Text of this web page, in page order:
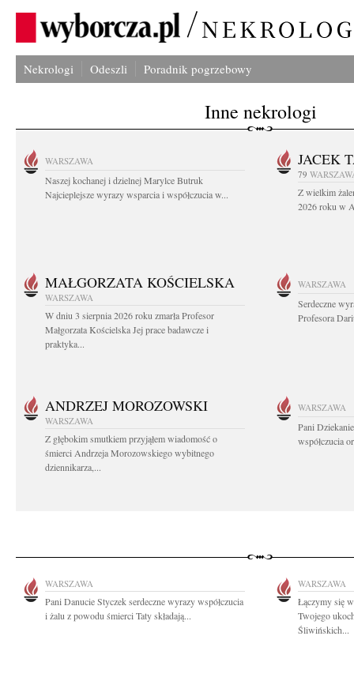
Nekrologi Odeszli Poradnik pogrzebowy
Inne nekrologi
WARSZAWA
Naszej kochanej i dzielnej Marylce Butruk
Najcieplejsze wyrazy wsparcia i współczucia w...
JACEK
79
Z wielkim
2026 roku w
MAŁGORZATA KOŚCIELSKA
WARSZAWA
W dniu 3 sierpnia 2026 roku zmarła Profesor
Małgorzata Kościelska Jej prace badawcze i
praktyka...
WARSZAWA
Serdeczne
Profesora
ANDRZEJ MOROZOWSKI
WARSZAWA
Z głębokim smutkiem przyjąłem wiadomość o
śmierci Andrzeja Morozowskiego wybitnego
dziennikarza,...
WARSZAWA
Pani
współczucia
WARSZAWA
Pani Danucie Styczek serdeczne wyrazy współczucia
i żalu z powodu śmierci Taty składają...
WARSZAWA
Łączymy się
Twojego
Śliwińskich...